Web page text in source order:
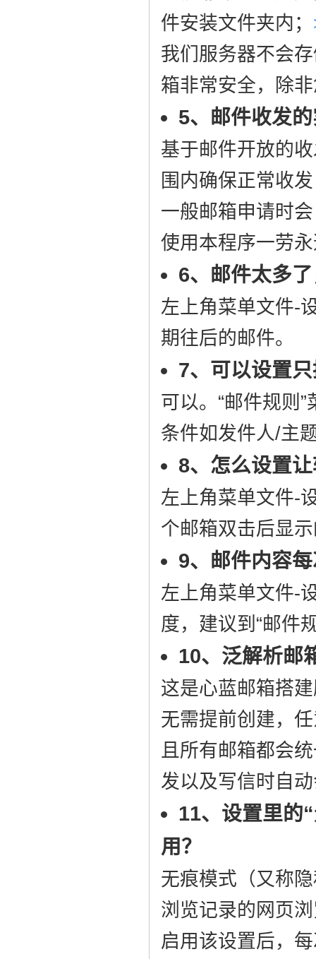
件安装文件夹内；
我们服务器不会
箱非常安全，除
5、邮件收发
基于邮件开放的
围内确保正常收
一般邮箱申请时
使用本程序一劳
6、邮件太多
左上角菜单文件-
期往后的邮件。
7、可以设置
可以。“邮件规则
条件如发件人/主
8、怎么设置
左上角菜单文件-
个邮箱双击后显
9、邮件内容
左上角菜单文件-
度，建议到“邮件
10、泛解析邮
这是心蓝邮箱搭
无需提前创建，
且所有邮箱都会
发以及写信时自
11、设置里的
用？
无痕模式（又称
浏览记录的网页
启用该设置后，